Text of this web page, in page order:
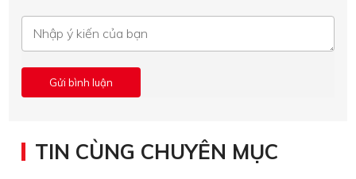
TIN CÙNG CHUYÊN MỤC